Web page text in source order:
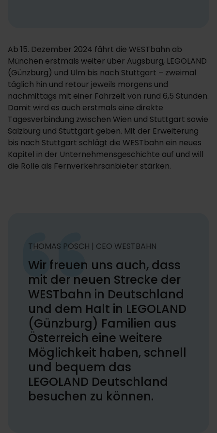
Ab 15. Dezember 2024 fährt die WESTbahn ab
München erstmals weiter über Augsburg, LEGOLAND
(Günzburg) und Ulm bis nach Stuttgart – zweimal
täglich hin und retour jeweils morgens und
nachmittags mit einer Fahrzeit von rund 6,5 Stunden.
Damit wird es auch erstmals eine direkte
Tagesverbindung zwischen Wien und Stuttgart sowie
Salzburg und Stuttgart geben. Mit der Erweiterung
bis nach Stuttgart schlägt die WESTbahn ein neues
Kapitel in der Unternehmensgeschichte auf und will
die Rolle als Fernverkehrsanbieter stärken.
THOMAS POSCH | CEO WESTBAHN
Wir freuen uns auch, dass
mit der neuen Strecke der
WESTbahn in Deutschland
und dem Halt in LEGOLAND
(Günzburg) Familien aus
Österreich eine weitere
Möglichkeit haben, schnell
und bequem das
LEGOLAND Deutschland
besuchen zu können.